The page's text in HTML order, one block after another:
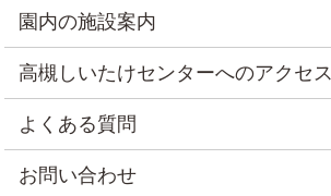
園内の施設案内
高槻しいたけセンターへのアクセス
よくある質問
お問い合わせ